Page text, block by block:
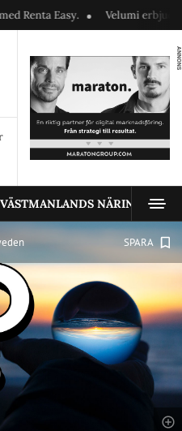
Easy. Velumi erbjuder ett
ANNONS
NÄRINGSLIV
SPARA